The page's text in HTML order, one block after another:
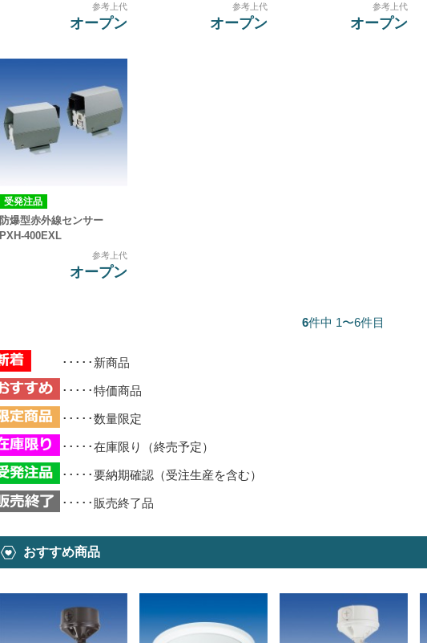
参考上代
オープン
参考上代
オープン
参考上代
オープン
受発注品
防爆型赤外線センサー
PXH-400EXL
参考上代
オープン
6件中 1〜6件目
･････新商品
･････特価商品
･････数量限定
･････在庫限り（終売予定）
･････要納期確認（受注生産を含む）
･････販売終了品
おすすめ商品